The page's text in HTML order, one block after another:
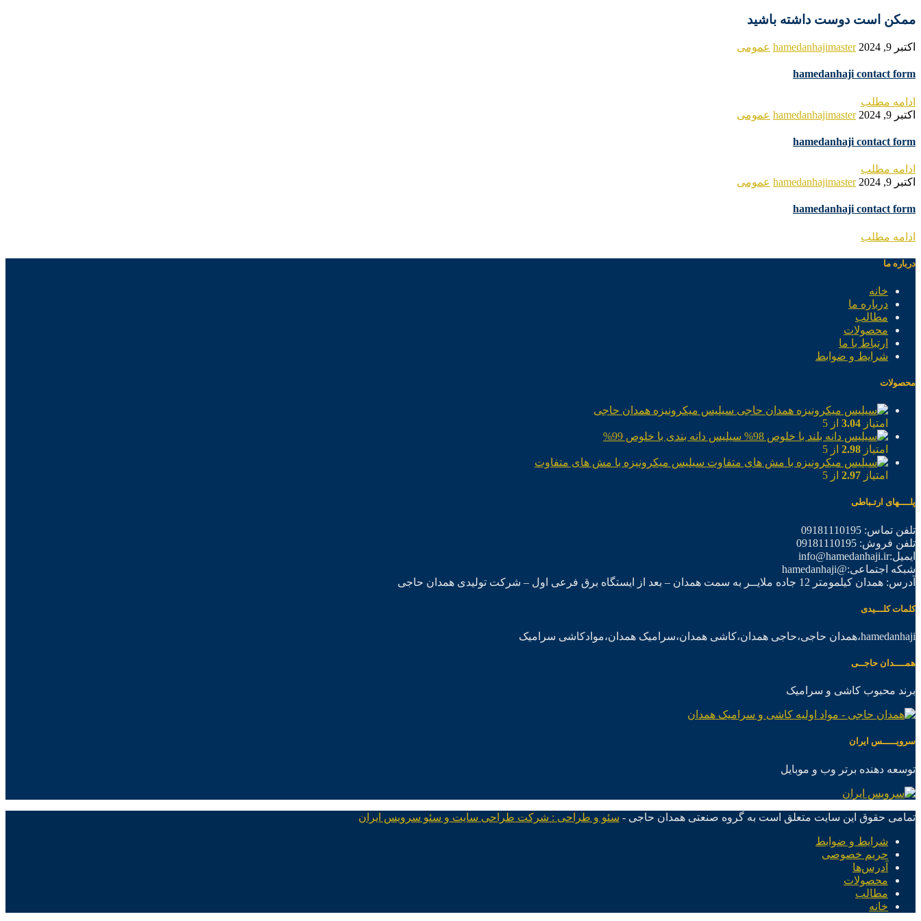
ممکن است دوست داشته باشید
اکتبر 9, 2024 hamedanhajimaster عمومی
hamedanhaji contact form
ادامه مطلب
اکتبر 9, 2024
hamedanhajimaster عمومی
hamedanhaji contact form
ادامه مطلب
اکتبر 9, 2024
hamedanhajimaster عمومی
hamedanhaji contact form
ادامه مطلب
درباره ما
خانه
درباره ما
مطالب
محصولات
ارتباط با ما
شرایط و ضوابط
محصولات
سیلیس میکرونیزه همدان حاجی
امتیاز 3.04 از 5
سیلیس دانه بندی با خلوص 99%
امتیاز 2.98 از 5
سیلیس میکرونیزه با مش های متفاوت
امتیاز 2.97 از 5
پلــــهای ارتـباطی
تلفن تماس: 09181110195
تلفن فروش: 09181110195
ایمیل:info@hamedanhaji.ir
شبکه اجتماعی:@hamedanhaji
آدرس: همدان کیلمومتر 12 جاده ملایــر به سمت همدان – بعد از ایستگاه برق فرعی اول – شرکت تولیدی همدان حاجی
کلمات کلـــیدی
hamedanhaji،همدان حاجی،حاجی همدان،کاشی همدان،سرامیک همدان،موادکاشی سرامیک
همــــدان حاجــی
برند محبوب کاشی و سرامیک
سرویـــــس ایران
توسعه دهنده برتر وب و موبایل
تمامی حقوق این سایت متعلق است به گروه صنعتی همدان حاجی - سئو و طراحی : شرکت طراحی سایت و سئو سرویس ایران
شرایط و ضوابط
حریم خصوصی
آدرس‌ها
محصولات
مطالب
خانه